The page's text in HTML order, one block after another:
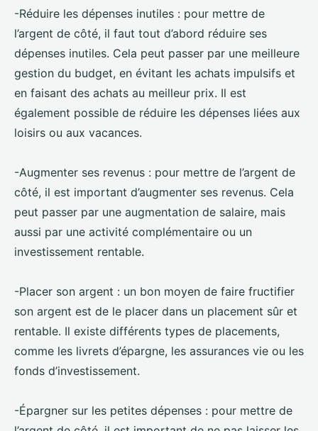
-Réduire les dépenses inutiles : pour mettre de
l’argent de côté, il faut tout d’abord réduire ses
dépenses inutiles. Cela peut passer par une meilleure
gestion du budget, en évitant les achats impulsifs et
en faisant des achats au meilleur prix. Il est
également possible de réduire les dépenses liées aux
loisirs ou aux vacances.
-Augmenter ses revenus : pour mettre de l’argent de
côté, il est important d’augmenter ses revenus. Cela
peut passer par une augmentation de salaire, mais
aussi par une activité complémentaire ou un
investissement rentable.
-Placer son argent : un bon moyen de faire fructifier
son argent est de le placer dans un placement sûr et
rentable. Il existe différents types de placements,
comme les livrets d’épargne, les assurances vie ou les
fonds d’investissement.
-Épargner sur les petites dépenses : pour mettre de